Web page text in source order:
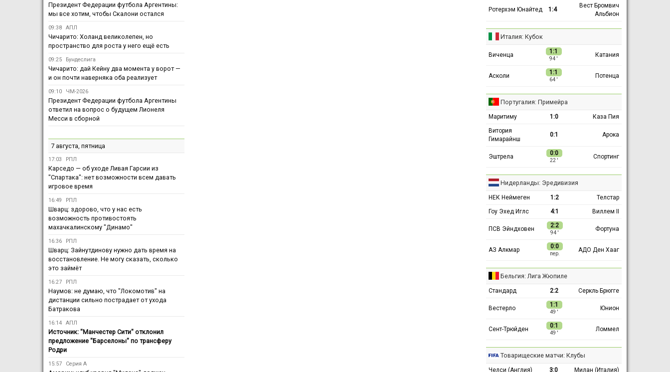
Президент Федерации футбола Аргентины:
мы все хотим, чтобы Скалони остался
09:38 АПЛ
Чичарито: Холанд великолепен, но
пространство для роста у него ещё есть
09:25 Бундеслига
Чичарито: дай Кейну два момента у ворот —
и он почти наверняка оба реализует
09:10 ЧМ-2026
Президент Федерации футбола Аргентины
ответил на вопрос о будущем Лионеля
Месси в сборной
7 августа, пятница
17:03 РПЛ
Карседо — об уходе Ливая Гарсии из
"Спартака": нет возможности всем давать
игровое время
16:49 РПЛ
Шварц: здорово, что у нас есть
возможность противостоять
махачкалинскому "Динамо"
16:36 РПЛ
Шварц: Зайнутдинову нужно дать время на
восстановление. Не могу сказать, сколько
это займёт
16:27 РПЛ
Наумов: не думаю, что "Локомотив" на
дистанции сильно пострадает от ухода
Батракова
16:14 АПЛ
Источник: "Манчестер Сити" отклонил
предложение "Барселоны" по трансферу
Родри
15:57 Серия А
Ротерхэм Юнайтед 1:4
Вест Бромвич
Альбион
Италия: Кубок
Виченца 1:1
94 ′
Катания
Асколи 1:1
64 ′
Потенца
Португалия: Примейра
Маритиму 1:0
Каза Пия
Витория
Гимарайнш
0:1 Арока
Эштрела 0:0
22 ′
Спортинг
Нидерланды: Эредивизия
НЕК Неймеген 1:2
Телстар
Гоу Эхед Иглс
4:1 Виллем II
ПСВ Эйндховен 2:2
94 ′
Фортуна
АЗ Алкмар 0:0
пер.
АДО Ден Хааг
Бельгия: Лига Жюпиле
Стандард 2:2 Серкль Брюгге
Вестерло 1:1
49 ′
Юнион
Сент-Трюйден 0:1
49 ′
Ломмел
Товарищеские матчи: Клубы
Челси (Англия) 3:0 Милан (Италия)